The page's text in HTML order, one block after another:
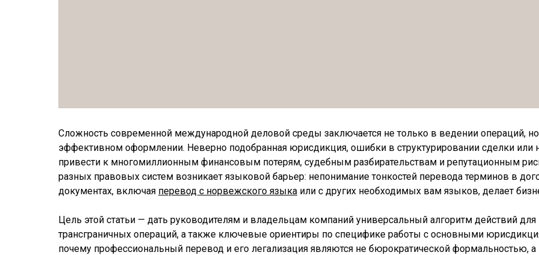
Сложность современной международной деловой среды заключается не только в ведении операций,
эффективном оформлении. Неверно подобранная юрисдикция, ошибки в структурировании сделки
привести к многомиллионным финансовым потерям, судебным разбирательствам и репутационным
разных правовых систем возникает языковой барьер: непонимание тонкостей перевода терминов в
документах, включая перевод с норвежского языка или с других необходимых вам языков, делает
Цель этой статьи — дать руководителям и владельцам компаний универсальный алгоритм действий для
трансграничных операций, а также ключевые ориентиры по специфике работы с основными
почему профессиональный перевод и его легализация являются не бюрократической формальностью,